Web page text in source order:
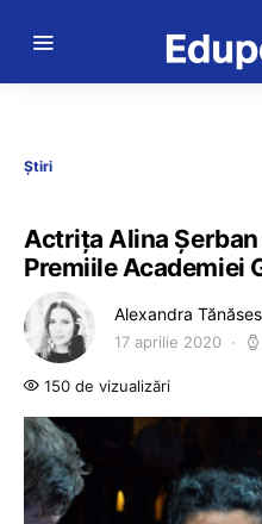
Știri
Actrița Alina
Premiile Academiei
Alexandra
17 aprilie 2020
150 de vizualizări